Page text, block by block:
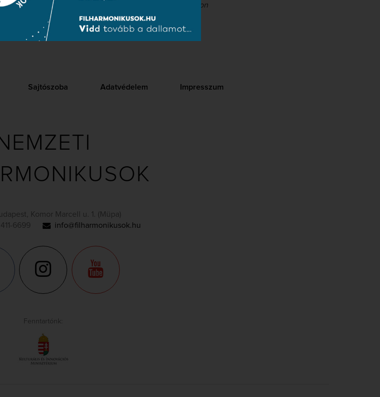
Puccini:
Simon
(Edgardo), Verdi:Nabucco(Ismael).
Sajtószoba Adatvédelem Impresszum
Komor Marcell u. 1. (Müpa)
411-6699 info@filharmonikusok.hu
Fenntartónk: